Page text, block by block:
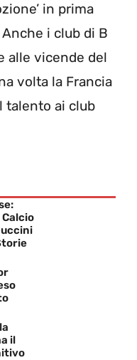
in prima
Anche i club di B
alle vicende del
volta la Francia
talento ai club
Calcio
il